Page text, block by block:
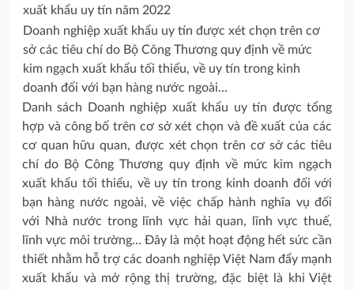
Doanh nghiệp xuất khẩu uy tín được xét chọn trên cơ
sở các tiêu chí do Bộ Công Thương quy định về mức
kim ngạch xuất khẩu tối thiểu, về uy tín trong kinh
doanh đối với bạn hàng nước ngoài…
Danh sách Doanh nghiệp xuất khẩu uy tín được tổng
hợp và công bố trên cơ sở xét chọn và đề xuất của các
cơ quan hữu quan, được xét chọn trên cơ sở các tiêu
chí do Bộ Công Thương quy định về mức kim ngạch
xuất khẩu tối thiểu, về uy tín trong kinh doanh đối với
bạn hàng nước ngoài, về việc chấp hành nghĩa vụ đối
với Nhà nước trong lĩnh vực hải quan, lĩnh vực thuế,
lĩnh vực môi trường… Đây là một hoạt động hết sức cần
thiết nhằm hỗ trợ các doanh nghiệp Việt Nam đẩy mạnh
xuất khẩu và mở rộng thị trường, đặc biệt là khi Việt